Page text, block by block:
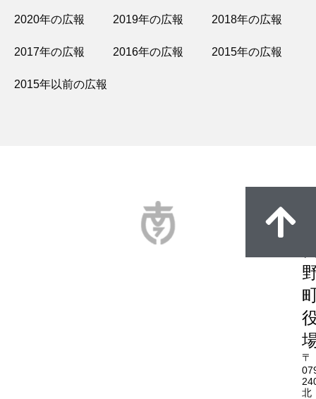
2020年の広報 2019年の広報 2018年の広報
2017年の広報 2016年の広報 2015年の広報
2015年以前の広報
〒
北